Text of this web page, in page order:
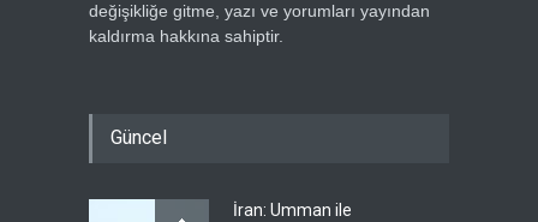
değişikliğe gitme, yazı ve yorumları yayından
kaldırma hakkına sahiptir.
Güncel
İran: Umman ile